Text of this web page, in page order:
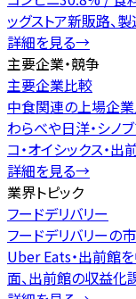
ッグストア新販路、
詳細を見る→
主要企業・競争
主要企業比較
中食関連の上場企
わらべや日洋・シノ
コ・オイシックス・
詳細を見る→
業界トピック
フードデリバリー
フードデリバリーの
Uber Eats・出前館
面、出前館の収益化